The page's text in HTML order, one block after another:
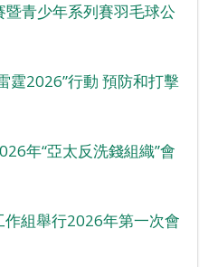
暨青少年系列賽羽毛球公
霆2026”行動 預防和打擊
年“亞太反洗錢組織”會
組舉行2026年第一次會